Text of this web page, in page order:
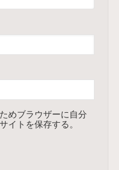
めブラウザーに自分
イトを保存する。